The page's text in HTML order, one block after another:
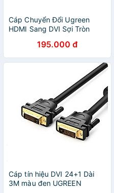
Cáp Chuyển Đổi Ugreen
HDMI Sang DVI Sợi Tròn
195.000 đ
Cáp tín hiệu DVI 24+1 Dài
3M màu đen UGREEN